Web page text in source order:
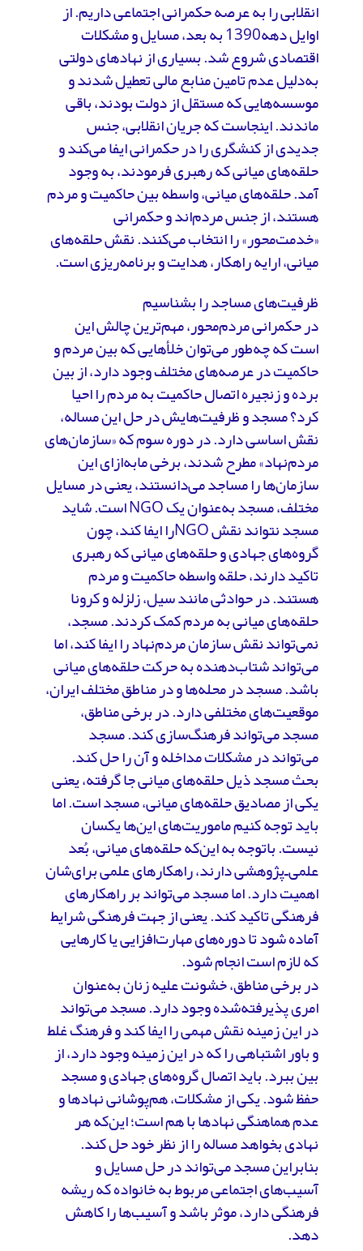
انقلابی را به عرصه حکمرانی اجتماعی داریم. از
اوایل دهه1390 به بعد، مسایل و مشکلات
اقتصادی شروع شد. بسیاری از نهادهای دولتی
به‌دلیل عدم تامین منابع مالی تعطیل شدند و
موسسه‌هایی که مستقل از دولت بودند، باقی
ماندند. اینجاست که جریان انقلابی، جنس
جدیدی از کنشگری را در حکمرانی ایفا می‌کند و
حلقه‌های میانی که رهبری فرمودند، به وجود
آمد. حلقه‌های میانی، واسطه بین حاکمیت و مردم
هستند، از جنس مردم‌اند و حکمرانی
«خدمت‌محور» را انتخاب می‌کنند. نقش‌ حلقه‌های
میانی، ارایه راهکار، هدایت و برنامه‌ریزی است.
ظرفیت‌های مساجد را بشناسیم
در حکمرانی مردم‌محور، مهم‌ترین چالش این
است که چه‌طور می‌توان خلأهایی که بین مردم و
حاکمیت در عرصه‌های مختلف وجود دارد، از بین
برده و زنجیره اتصال حاکمیت به مردم را احیا
کرد؟ مسجد و ظرفیت‌هایش در حل این مساله،
نقش اساسی دارد. در دوره سوم که «سازمان‌های
مردم‌نهاد» مطرح شدند، برخی مابه‌ازای این
سازمان‌ها را مساجد می‌دانستند، یعنی در مسایل
مختلف، مسجد به‌عنوان یک NGO است. شاید
مسجد نتواند نقش NGOرا ایفا کند، چون
گروه‌های جهادی و حلقه‌های میانی که رهبری
تاکید دارند، حلقه واسطه حاکمیت و مردم
هستند. در حوادثی مانند سیل، زلزله و کرونا
حلقه‌های میانی به مردم کمک کردند. مسجد،
نمی‌تواند نقش سازمان مردم‌نهاد را ایفا کند، اما
می‌تواند شتاب‌دهنده به حرکت‌ حلقه‌های میانی
باشد. مسجد در محله‌ها و در مناطق مختلف ایران،
موقعیت‌های مختلفی دارد. در برخی مناطق،
مسجد می‌تواند فرهنگ‌سازی کند. مسجد
می‌تواند در مشکلات مداخله و آن را حل کند.
بحث مسجد ذیل حلقه‌های میانی جا گرفته، یعنی
یکی از مصادیق حلقه‌های میانی، مسجد است. اما
باید توجه کنیم ماموریت‌های این‌ها یکسان
نیست. باتوجه به این‌که حلقه‌های میانی، بُعد
علمی‌ـ‌پژوهشی دارند، راهکارهای علمی برای‌شان
اهمیت دارد. اما مسجد می‌تواند بر راهکارهای
فرهنگی تاکید کند. یعنی از جهت فرهنگی شرایط
آماده شود تا دوره‌های مهارت‌افزایی یا کارهایی
که لازم است انجام شود.
در برخی مناطق، خشونت علیه زنان به‌عنوان
امری پذیرفته‌شده وجود دارد. مسجد می‌تواند
در این زمینه نقش مهمی را ایفا کند و فرهنگ غلط
و باور اشتباهی را که در این زمینه وجود دارد، از
بین ببرد. باید اتصال گروه‌های جهادی و مسجد
حفظ شود. یکی از مشکلات، هم‌پوشانی نهادها و
عدم هماهنگی نهادها با هم است؛ این‌که هر
نهادی بخواهد مساله را از نظر خود حل کند.
بنابراین مسجد می‌تواند در حل مسایل و
آسیب‌های اجتماعی مربوط به خانواده که ریشه
فرهنگی دارد، موثر باشد و آسیب‌ها را کاهش
دهد.